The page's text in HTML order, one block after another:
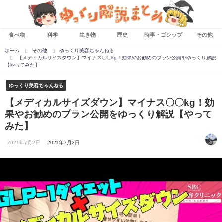
食べ物 科学 生き物 歴史 時事・ゴシップ その他
ホーム その他
ゆっくり美容ちゃんねる
【メディカルサイズダウン】マイナス〇〇kg！効果やお勧めのプラン公開をゆっくり解説
【やってみた】
ゆっくり美容ちゃんねる
【メディカルサイズダウン】マイナス〇〇kg！効
果やお勧めのプラン公開をゆっくり解説【やって
みた】
2021年7月2日 2021年7月2日